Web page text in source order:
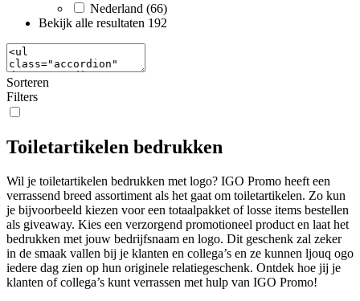
Nederland (66)
Bekijk alle resultaten 192
Sorteren
Filters
Toiletartikelen bedrukken
Wil je toiletartikelen bedrukken met logo? IGO Promo heeft een
verrassend breed assortiment als het gaat om toiletartikelen. Zo kun
je bijvoorbeeld kiezen voor een totaalpakket of losse items bestellen
als giveaway. Kies een verzorgend promotioneel product en laat het
bedrukken met jouw bedrijfsnaam en logo. Dit geschenk zal zeker
in de smaak vallen bij je klanten en collega’s en ze kunnen ljouq ogo
iedere dag zien op hun originele relatiegeschenk. Ontdek hoe jij je
klanten of collega’s kunt verrassen met hulp van IGO Promo!